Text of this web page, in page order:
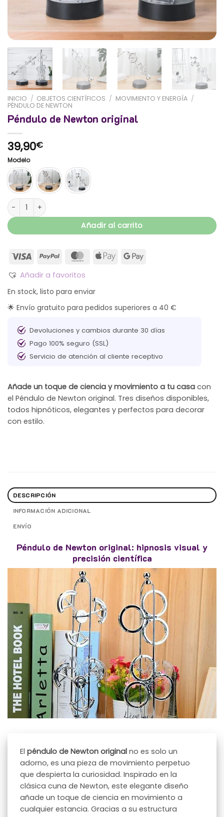
INICIO / OBJETOS CIENTÍFICOS / MOVIMIENTO Y ENERGÍA /
PÉNDULO DE NEWTON
Péndulo de Newton original
39,90€
Modelo
Péndulo de Newton original cantidad
Añadir al carrito
Añadir a favoritos
En stock, listo para enviar
🌟 Envío gratuito para pedidos superiores a 40 €
Devoluciones y cambios durante 30 días
Pago 100% seguro (SSL)
Servicio de atención al cliente receptivo
Añade un toque de ciencia y movimiento a tu casa con
el Péndulo de Newton original. Tres diseños disponibles,
todos hipnóticos, elegantes y perfectos para decorar
con estilo.
DESCRIPCIÓN
INFORMACIÓN ADICIONAL
ENVÍO
Péndulo de Newton original: hipnosis visual y
precisión científica
Elpéndulo de Newton original no es solo un
adorno, es una pieza de movimiento perpetuo
que despierta la curiosidad. Inspirado en la
clásica cuna de Newton, este elegante diseño
añade un toque de ciencia en movimiento a
cualquier estancia. Gracias a su estructura